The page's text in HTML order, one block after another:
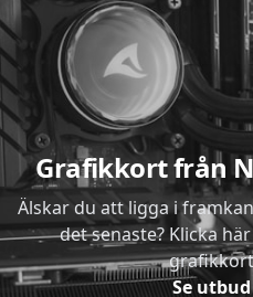
Grafikkort från
Älskar du att ligga i
det senaste? Klicka
Se utbud